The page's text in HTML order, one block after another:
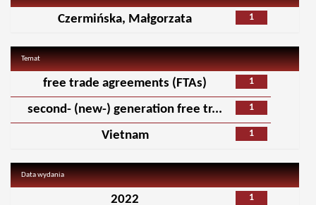
1
Czermińska, Małgorzata
Temat
1
free trade agreements (FTAs)
1
second- (new-) generation free tr...
1
Vietnam
Data wydania
1
2022